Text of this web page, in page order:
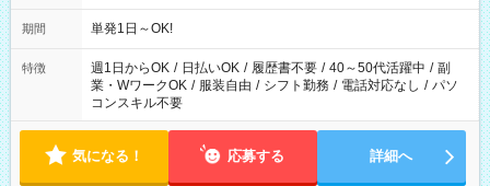
期間 単発1日～OK!
特徴 週1日からOK / 日払いOK / 履歴書不要 / 40～50代活躍中 / 副
業・WワークOK / 服装自由 / シフト勤務 / 電話対応なし / パソ
コンスキル不要
気になる！ 応募する 詳細へ